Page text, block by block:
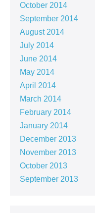
October 2014
September 2014
August 2014
July 2014
June 2014
May 2014
April 2014
March 2014
February 2014
January 2014
December 2013
November 2013
October 2013
September 2013